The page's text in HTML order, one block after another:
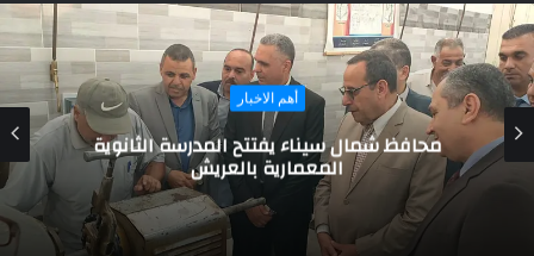
أهم الاخبار
قرار هام من الحكومة بشأن عدم الحاصلين على
لقاح كورونا.. تفاصيل